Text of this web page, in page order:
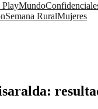
PlayMundo
Semana RuralMujeres